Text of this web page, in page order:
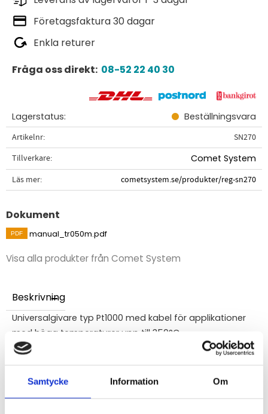
Samtycke Information Om
Företagsfaktura 30 dagar
Enkla returer
Fråga oss direkt: 08-52 22 40 30
Lagerstatus Beställningsvara
Artikelnr
SN270
Tillverkare
Comet System
Läs mer cometsystem.se/produkter/reg-sn270
Dokument
manual_tr050m.pdf
Visa alla produkter från Comet System
Beskrivning
Universalgivare typ Pt1000 med kabel för applikationer
med höga temperaturer upp till 350°C.
Universal temperaturgivare för torkar, lödmaskiner, etc.
Temperaturområdet fär den aktiva delen av sonden
(under ringen) är
...+400°C,tillfälligt